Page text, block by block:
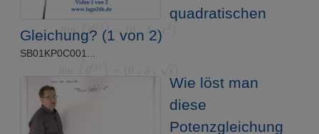
quadratischen
Gleichung? (1 von 2)
SB01KP0C001...
Wie löst man
diese
Potenzgleichung